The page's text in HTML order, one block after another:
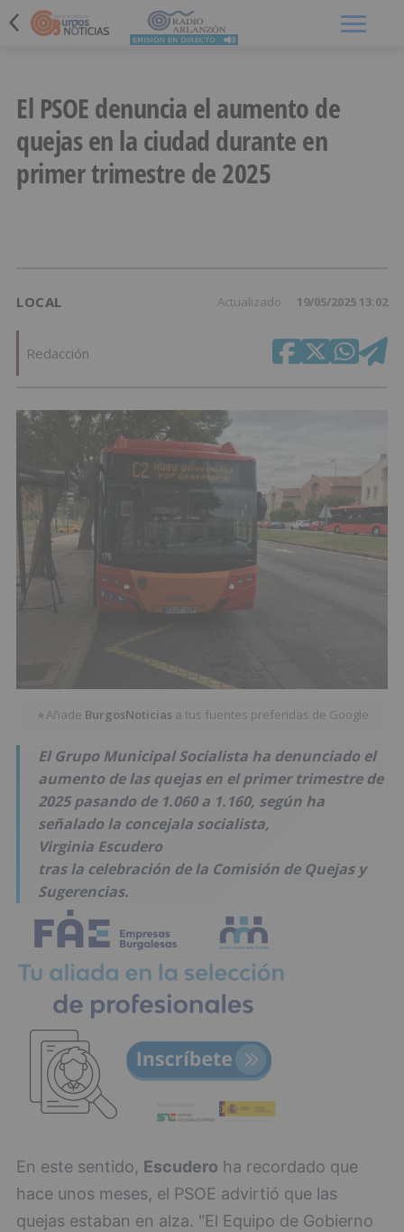
El PSOE denuncia el aumento de
quejas en la ciudad durante en
primer trimestre de 2025
LOCAL Actualizado 19/05/2025 13:02
Redacción
★Añade BurgosNoticias a tus fuentes preferidas de Google
El Grupo Municipal Socialista ha denunciado el
aumento de las quejas en el primer trimestre de
2025 pasando de 1.060 a 1.160, según ha
señalado la concejala socialista,
Virginia Escudero
tras la celebración de la Comisión de Quejas y
Sugerencias.
En este sentido, Escudero ha recordado que
hace unos meses, el PSOE advirtió que las
quejas estaban en alza. "El Equipo de Gobierno